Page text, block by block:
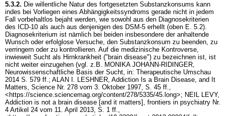
5.3.2. Die willentliche Natur des fortgesetzten Substanzkonsums kann
indes bei Vorliegen eines Abhängigkeitssyndroms gerade nicht in jedem
Fall vorbehaltlos bejaht werden, wie sowohl aus den Diagnosekriterien
des ICD-10 als auch aus denjenigen des DSM-5 erhellt (oben E. 5.2).
Diagnosekriterium ist nämlich bei beiden insbesondere der anhaltende
Wunsch oder erfolglose Versuche, den Substanzkonsum zu beenden, zu
verringern oder zu kontrollieren. Auf die medizinische Kontroverse,
inwieweit Sucht als Hirnkrankheit ("brain disease") zu bezeichnen ist, ist
nicht weiter einzugehen (vgl. z.B. MONIKA JOHANN-RIDINGER,
Neurowissenschaftliche Basis der Sucht, in: Therapeutische Umschau
2014 S. 579 ff.; ALAN I. LESHNER, Addiction Is a Brain Disease, and It
Matters, Science Nr. 278 vom 3. Oktober 1997, S. 45 ff.,
<https://science.sciencemag.org/content/278/5335/45.long>; NEIL LEVY,
Addiction is not a brain disease [and it matters], frontiers in psychiatry Nr.
4 Artikel 24 vom 11. April 2013, S. 1 ff.,